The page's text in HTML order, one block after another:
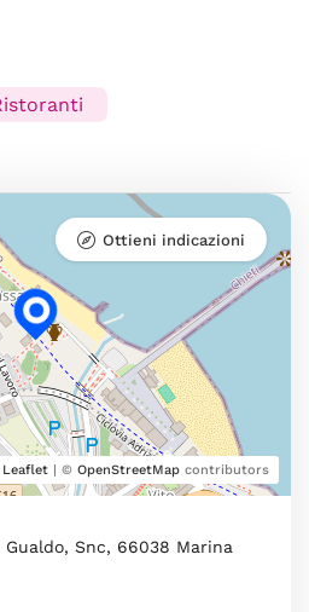
Leaflet | © OpenStreetMap contributors
Ottieni indicazioni
Snc, 66038 Marina